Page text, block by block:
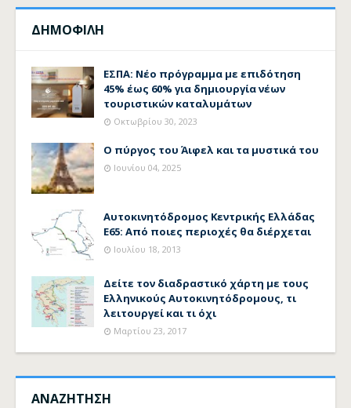
ΔΗΜΟΦΙΛΗ
ΕΣΠΑ: Νέο πρόγραμμα με επιδότηση
45% έως 60% για δημιουργία νέων
τουριστικών καταλυμάτων
Οκτωβρίου 30, 2023
Ο πύργος του Άιφελ και τα μυστικά του
Ιουνίου 04, 2025
Αυτοκινητόδρομος Κεντρικής Ελλάδας
Ε65: Από ποιες περιοχές θα διέρχεται
Ιουλίου 18, 2013
Δείτε τον διαδραστικό χάρτη με τους
Ελληνικούς Αυτοκινητόδρομους, τι
λειτουργεί και τι όχι
Μαρτίου 23, 2017
ΑΝΑΖΗΤΗΣΗ